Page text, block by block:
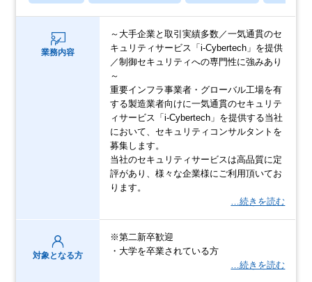
業務内容
～大手企業と取引実績多数／一気通貫のセ
キュリティサービス「i-Cybertech」を提供
／制御セキュリティへの専門性に強みあり
～
重要インフラ事業者・グローバル工場を有
する製造業者向けに一気通貫のセキュリテ
ィサービス「i-Cybertech」を提供する当社
において、セキュリティコンサルタントを
募集します。
当社のセキュリティサービスは高品質に定
評があり、様々な企業様にご利用頂いてお
ります。
…続きを読む
対象となる方
※第二新卒歓迎
・大学を卒業されている方
…続きを読む